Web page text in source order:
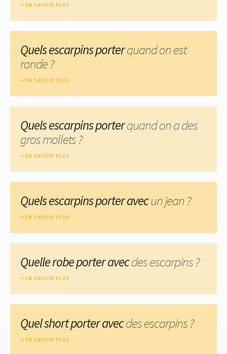
EN SAVOIR PLUS
Quels escarpins porterquand on est
ronde ?
EN SAVOIR PLUS
Quels escarpins porterquand on a des
gros mollets ?
EN SAVOIR PLUS
Quels escarpins porter avecun jean ?
EN SAVOIR PLUS
Quelle robe porter avecdes escarpins ?
EN SAVOIR PLUS
Quel short porter avecdes escarpins ?
EN SAVOIR PLUS